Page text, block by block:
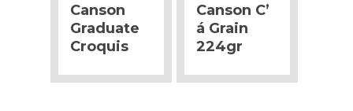
Canson
Graduate
Croquis
Canson C’
á Grain
224gr